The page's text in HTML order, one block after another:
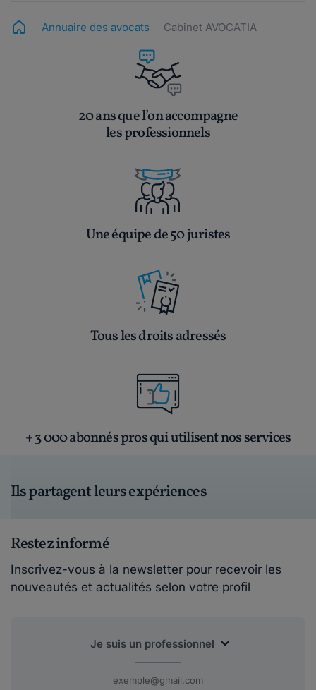
Annuaire des avocats Cabinet AVOCATIA
20 ans que l’on accompagne
les professionnels
Une équipe de 50 juristes
Tous les droits adressés
+ 3 000 abonnés pros qui utilisent nos services
Ils partagent leurs expériences
Restez informé
Inscrivez-vous à la newsletter pour recevoir les
nouveautés et actualités selon votre profil